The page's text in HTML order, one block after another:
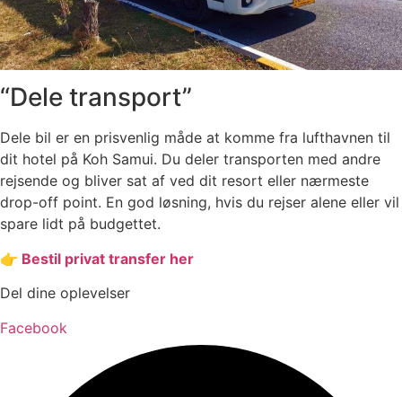
“Dele transport”
Dele bil er en prisvenlig måde at komme fra lufthavnen til
dit hotel på Koh Samui. Du deler transporten med andre
rejsende og bliver sat af ved dit resort eller nærmeste
drop-off point. En god løsning, hvis du rejser alene eller vil
spare lidt på budgettet.
👉 Bestil privat transfer her
Del dine oplevelser
Facebook